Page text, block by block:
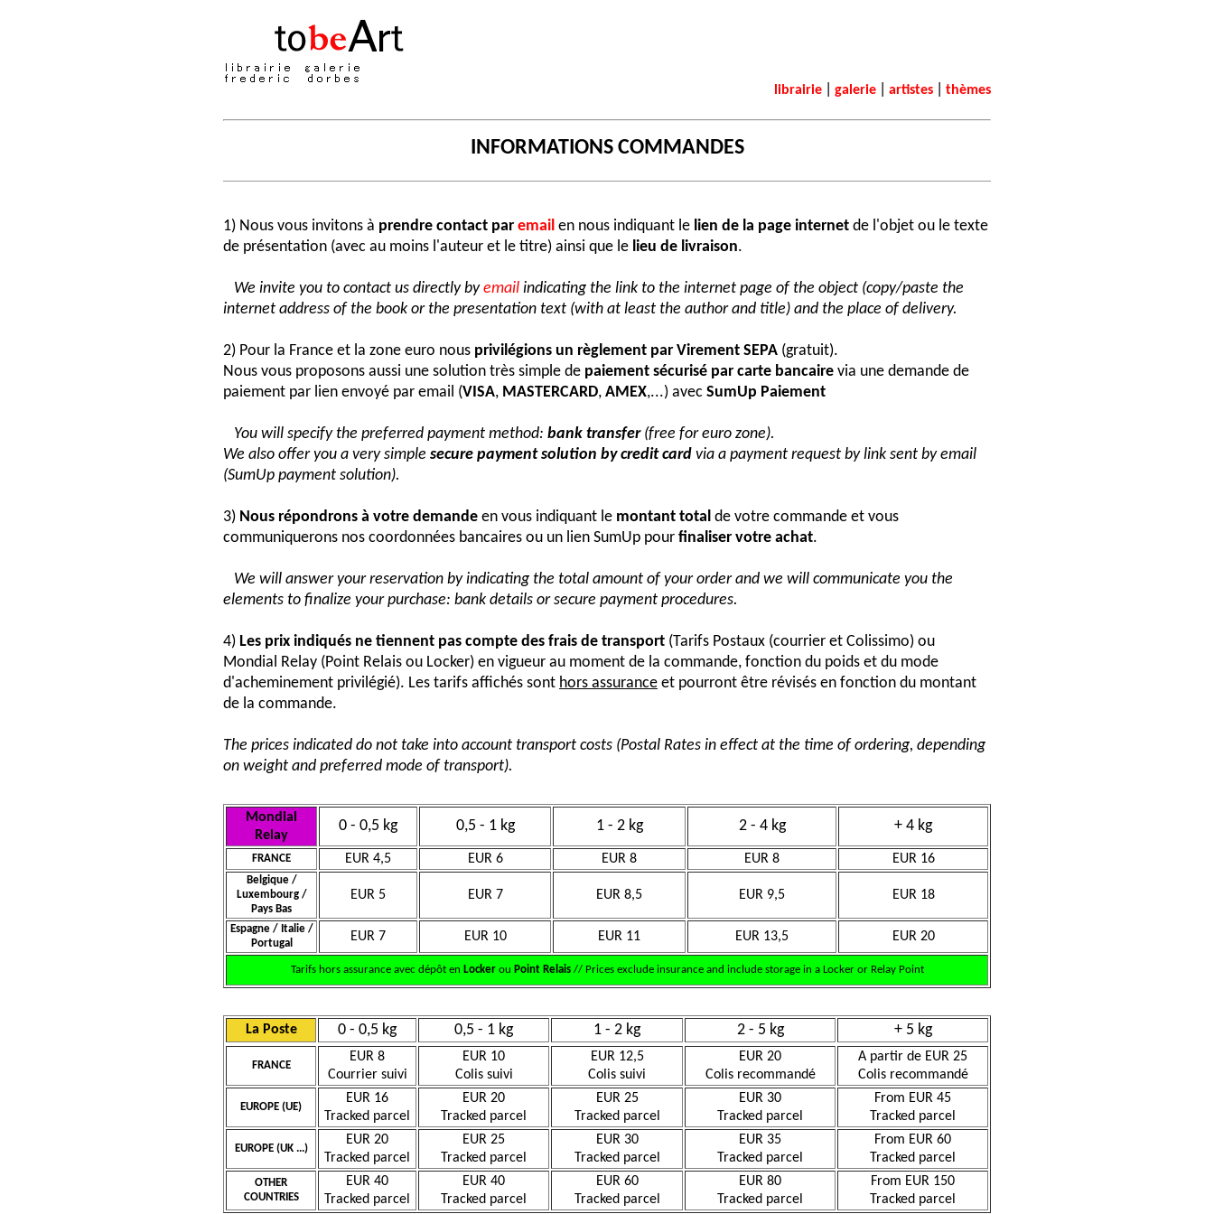
librairie galerie artistes thèmes
INFORMATIONS COMMANDES
1) Nous vous invitons à prendre contact par email en nous indiquant le lien de la page internet de l'objet ou le texte
de présentation (avec au moins l'auteur et le titre) ainsi que le lieu de livraison.
We invite you to contact us directly byemail indicating the link to the internet page of the object (copy/paste the
internet address of the book or the presentation text (with at least the author and title) and the place of delivery.
2) Pour la France et la zone euro nous privilégions un règlement par Virement SEPA (gratuit).
Nous vous proposons aussi une solution très simple de paiement sécurisé par carte bancaire via une demande de
paiement par lien envoyé par email (VISA, MASTERCARD, AMEX,...) avec SumUp Paiement
You will specify the preferred payment method: bank transfer(free for euro zone).
We also offer you a very simple secure payment solution by credit card via a payment request by link sent by email
(SumUp payment solution).
3) Nous répondrons à votre demande en vous indiquant le montant total de votre commande et vous
communiquerons nos coordonnées bancaires ou un lien SumUp pour finaliser votre achat.
We will answer your reservation by indicating the total amount of your order and we will communicate you the
elements to finalize your purchase: bank details or secure payment procedures.
4) Les prix indiqués ne tiennent pas compte des frais de transport (Tarifs Postaux (courrier et Colissimo) ou
Mondial Relay (Point Relais ou Locker) en vigueur au moment de la commande, fonction du poids et du mode
d'acheminement privilégié). Les tarifs affichés sont hors assurance et pourront être révisés en fonction du montant
de la commande.
The prices indicated do not take into account transport costs (Postal Rates in effect at the time of ordering, depending
on weight and preferred mode of transport).
Mondial
Relay
0 - 0,5 kg 0,5 - 1 kg 1 - 2 kg 2 - 4 kg + 4 kg
FRANCE EUR 4,5 EUR 6 EUR 8 EUR 8 EUR 16
Belgique /
Luxembourg /
Pays Bas
EUR 5 EUR 7 EUR 8,5 EUR 9,5 EUR 18
Espagne / Italie /
Portugal
EUR 7 EUR 10 EUR 11 EUR 13,5 EUR 20
Tarifs hors assurance avec dépôt en Lockerou Point Relais// Prices exclude insurance and include storage in a Locker or Relay Point
La Poste 0 - 0,5 kg 0,5 - 1 kg 1 - 2 kg 2 - 5 kg + 5 kg
FRANCE
EUR 8
Courrier suivi
EUR 10
Colis suivi
EUR 12,5
Colis suivi
EUR 20
Colis recommandé
A partir de EUR 25
Colis recommandé
EUROPE (UE)
EUR 16
Tracked parcel
EUR 20
Tracked parcel
EUR 25
Tracked parcel
EUR 30
Tracked parcel
From EUR 45
Tracked parcel
EUROPE (UK ...)
EUR 20
Tracked parcel
EUR 25
Tracked parcel
EUR 30
Tracked parcel
EUR 35
Tracked parcel
From EUR 60
Tracked parcel
OTHER
COUNTRIES
EUR 40
Tracked parcel
EUR 40
Tracked parcel
EUR 60
Tracked parcel
EUR 80
Tracked parcel
From EUR 150
Tracked parcel